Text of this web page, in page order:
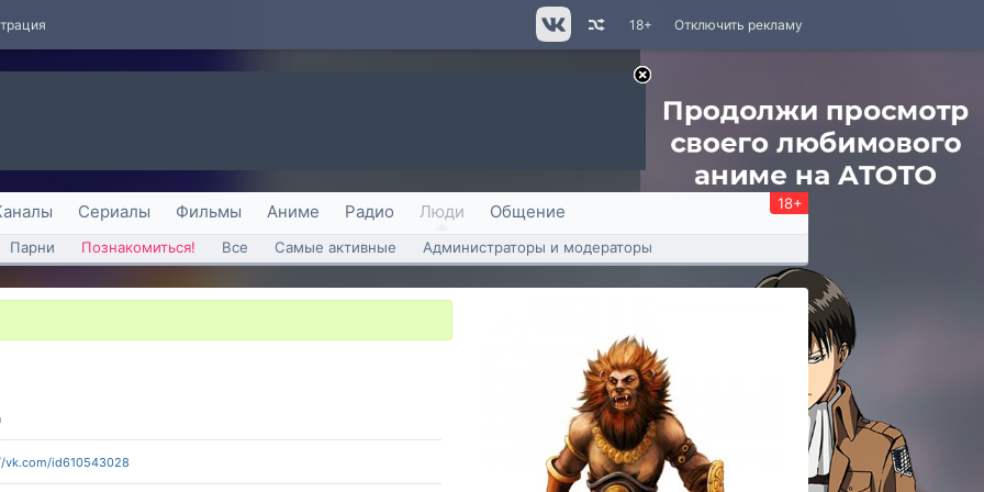
Отключить рекламу
18+
Сериалы Фильмы Аниме Радио Люди Общение 18+
Парни Познакомиться! Все Самые активные Администраторы и модераторы
vk.com/id610543028